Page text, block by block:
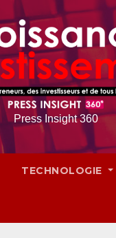
Press Insight 360
TECHNOLOGIE